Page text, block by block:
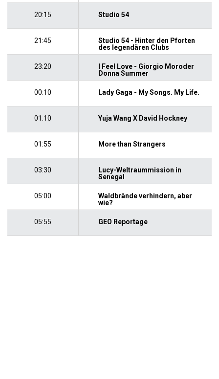
20:15 Studio 54
21:45
Studio 54 - Hinter den Pforten
des legendären Clubs
23:20
I Feel Love - Giorgio Moroder
Donna Summer
00:10 Lady Gaga - My Songs. My Life.
01:10 Yuja Wang X David Hockney
01:55 More than Strangers
03:30
Lucy-Weltraummission in
Senegal
05:00
Waldbrände verhindern, aber
wie?
05:55 GEO Reportage